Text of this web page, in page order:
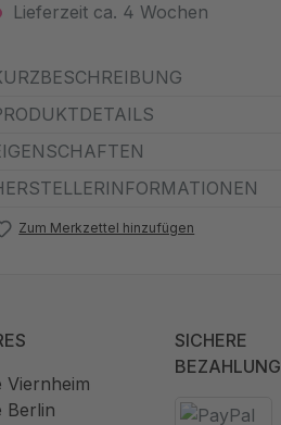
Lieferzeit ca. 4 Wochen
Zum Merkzettel hinzufügen
Viernheim
Berlin
SICHERE
BEZAHLUNG